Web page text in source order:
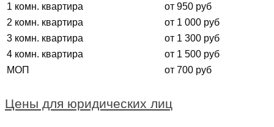
1 комн. квартира
от 950 руб
2 комн. квартира
от 1 000 руб
3 комн. квартира
от 1 300 руб
4 комн. квартира
от 1 500 руб
МОП
от 700 руб
Цены для юридических лиц